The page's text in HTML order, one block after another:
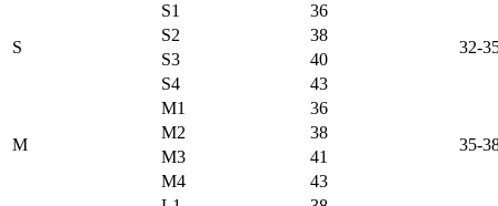
S
S1
36
32-
S2
38
S3
40
S4
43
M
M1
36
35-
M2
38
M3
41
M4
43